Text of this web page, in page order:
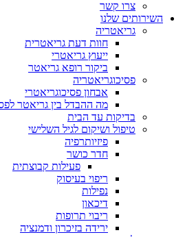
שלנו
גריאטריה
חוות דעת גריאטרית
ייעוץ גריאטרי
ביקור רופא גריאטר
פסיכוגריאטריה
אבחון פסיכוגריאטרי
מה ההבדל בין גריאטר לפסיכוגריאטר?
בדיקות עד הבית
טיפול ושיקום לגיל השלישי
פיזיותרפיה
חדר כושר
פעילות קבוצתית
ריפוי בעיסוק
ריבוי תרופות
ירידה בזיכרון ודמנציה